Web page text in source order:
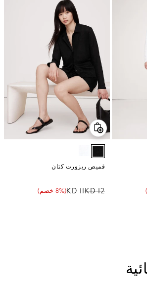
قميص ريزورت كتان
السعر العادي
12 KD
سعر البيع
11 KD
نسبة الخصم
(8% خصم)